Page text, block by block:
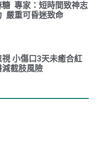
糖 專家：短時間致神志
嚴重可昏迷致命
小傷口3天未癒合紅
截肢風險